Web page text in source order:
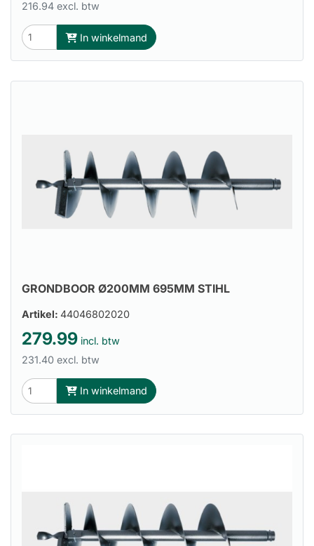
216.94 excl. btw
In winkelmand
GRONDBOOR Ø200MM 695MM STIHL
Artikel: 44046802020
279.99 incl. btw
231.40 excl. btw
In winkelmand